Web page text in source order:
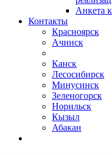
Анкета
Контакты
Красноярск
Ачинск
Канск
Лесосибирск
Минусинск
Зеленогорск
Норильск
Кызыл
Абакан